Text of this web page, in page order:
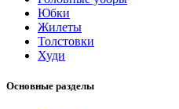
Юбки
Жилеты
Толстовки
Худи
Основные разделы